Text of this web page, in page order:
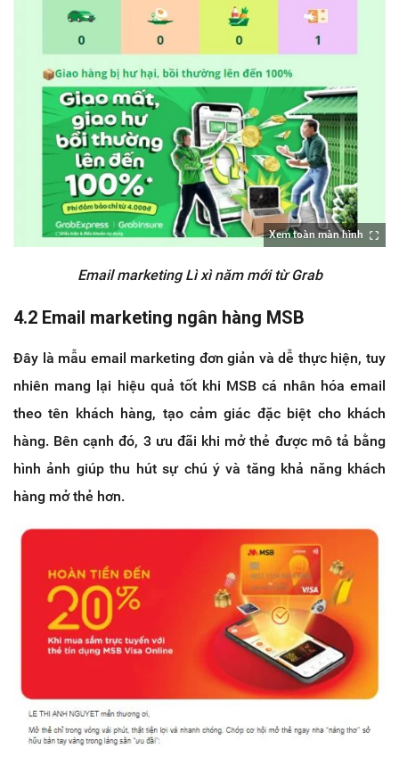
Xem toàn màn hình
Email marketing Lì xì năm mới từ Grab
4.2 Email marketing ngân hàng MSB
Đây là mẫu email marketing đơn giản và dễ thực hiện, tuy
nhiên mang lại hiệu quả tốt khi MSB cá nhân hóa email
theo tên khách hàng, tạo cảm giác đặc biệt cho khách
hàng. Bên cạnh đó, 3 ưu đãi khi mở thẻ được mô tả bằng
hình ảnh giúp thu hút sự chú ý và tăng khả năng khách
hàng mở thẻ hơn.